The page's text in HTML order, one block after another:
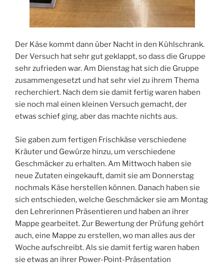
Der Käse kommt dann über Nacht in den Kühlschrank.
Der Versuch hat sehr gut geklappt, so dass die Gruppe
sehr zufrieden war. Am Dienstag hat sich die Gruppe
zusammengesetzt und hat sehr viel zu ihrem Thema
recherchiert. Nach dem sie damit fertig waren haben
sie noch mal einen kleinen Versuch gemacht, der
etwas schief ging, aber das machte nichts aus.
Sie gaben zum fertigen Frischkäse verschiedene
Kräuter und Gewürze hinzu, um verschiedene
Geschmäcker zu erhalten. Am Mittwoch haben sie
neue Zutaten eingekauft, damit sie am Donnerstag
nochmals Käse herstellen können. Danach haben sie
sich entschieden, welche Geschmäcker sie am Montag
den Lehrerinnen Präsentieren und haben an ihrer
Mappe gearbeitet. Zur Bewertung der Prüfung gehört
auch, eine Mappe zu erstellen, wo man alles aus der
Woche aufschreibt. Als sie damit fertig waren haben
sie etwas an ihrer Power-Point-Präsentation